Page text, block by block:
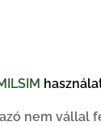
nem vállal